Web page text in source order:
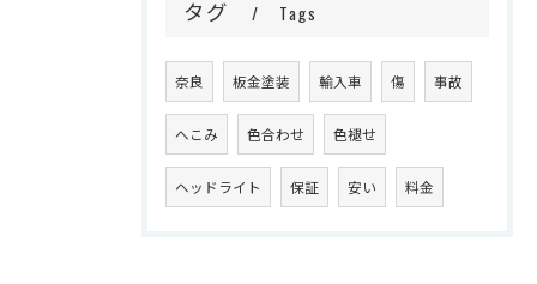
タグ Tags
奈良 板金塗装 輸入車 傷 事故
へこみ 色合わせ 色褪せ
ヘッドライト 保証 安い 料金